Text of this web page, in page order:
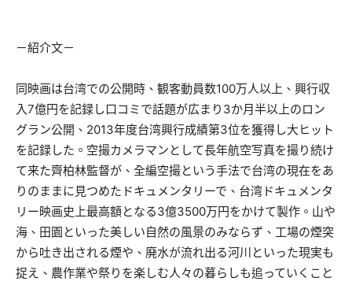
－紹介文－
同映画は台湾での公開時、観客動員数100万人以上、興行収
入7億円を記録し口コミで話題が広まり3か月半以上のロン
グラン公開、2013年度台湾興行成績第3位を獲得し大ヒット
を記録した。空撮カメラマンとして長年航空写真を撮り続け
て来た齊柏林監督が、全編空撮という手法で台湾の現在をあ
りのままに見つめたドキュメンタリーで、台湾ドキュメンタ
リー映画史上最高額となる3億3500万円をかけて製作。山や
海、田園といった美しい自然の風景のみならず、工場の煙突
から吐き出される煙や、廃水が流れ出る河川といった現実も
捉え、農作業や祭りを楽しむ人々の暮らしも追っていくこと